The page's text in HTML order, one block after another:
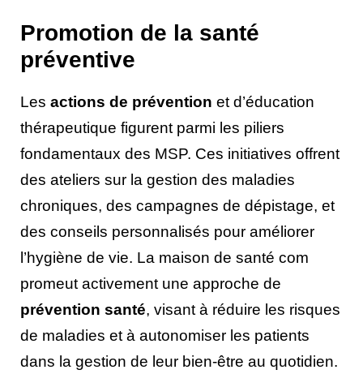
Promotion de la santé
préventive
Les actions de prévention et d’éducation
thérapeutique figurent parmi les piliers
fondamentaux des MSP. Ces initiatives offrent
des ateliers sur la gestion des maladies
chroniques, des campagnes de dépistage, et
des conseils personnalisés pour améliorer
l’hygiène de vie. La maison de santé com
promeut activement une approche de
prévention santé, visant à réduire les risques
de maladies et à autonomiser les patients
dans la gestion de leur bien-être au quotidien.